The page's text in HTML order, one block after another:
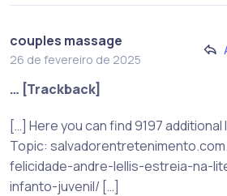
couples massage
26 de fevereiro de 2025
… [Trackback]
[…] Here you can find 9197
Topic:
felicidade-andre-lellis-estreia-na-
infanto-juvenil/ […]